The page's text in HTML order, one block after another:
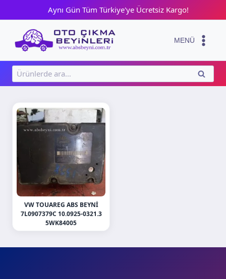
content
Aynı Gün Tüm Türkiye'ye Ücretsiz Kargo!
MENÜ
Ara:
ARA
VW TOUAREG ABS BEYNI
7L0907379C 10.0925-0321.3
5WK84005